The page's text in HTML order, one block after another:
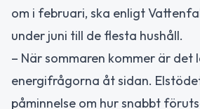
om i februari, ska enligt
under juni till de flesta hushåll.
– När sommaren kommer är
energifrågorna åt sidan.
påminnelse om hur snabbt